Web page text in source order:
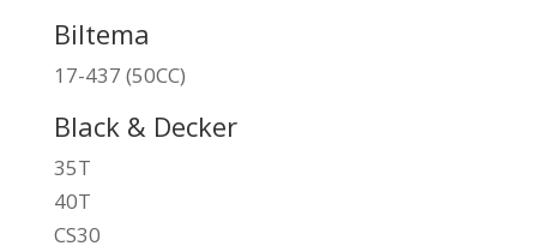
Biltema
17-437 (50CC)
Black & Decker
35T
40T
CS30